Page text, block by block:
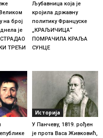
на број
је
СТРАДАО
ТРЕЋИ
Љубавница која је
кројила државну
политику Француске
„КРАЉИЧИЦА“
ПОМРАЧИЛА КРАЉА
СУНЦЕ
Историја
У Панчеву, 1819. рођен
је прота Васа Живковић,